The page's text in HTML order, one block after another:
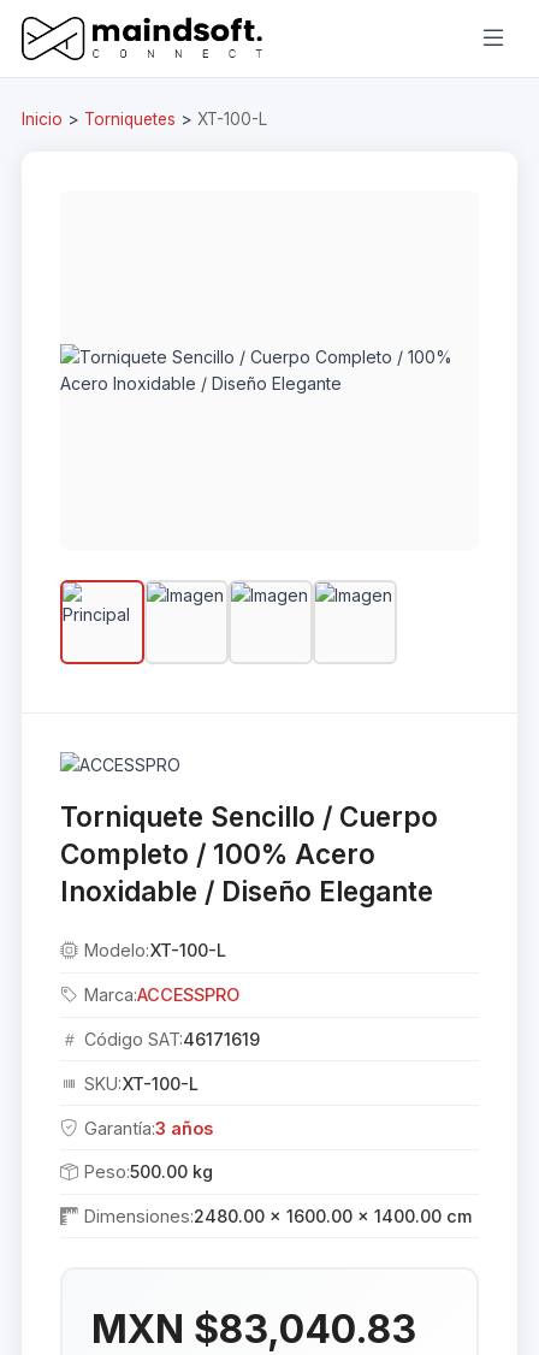
Inicio > Torniquetes > XT-100-L
Torniquete Sencillo / Cuerpo
Completo / 100% Acero
Inoxidable / Diseño Elegante
Modelo:XT-100-L
Marca:ACCESSPRO
Código SAT:46171619
SKU:XT-100-L
Garantía:3 años
Peso:500.00 kg
Dimensiones:2480.00 × 1600.00 × 1400.00 cm
MXN $83,040.83